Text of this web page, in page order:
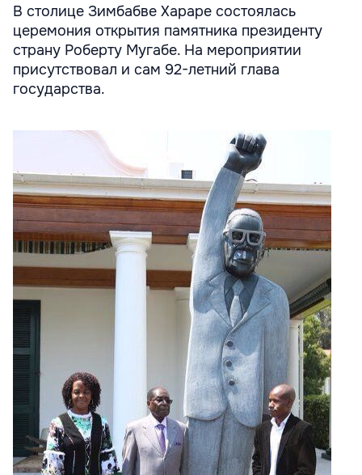
В столице Зимбабве Хараре состоялась
церемония открытия памятника президенту
страну Роберту Мугабе. На мероприятии
присутствовал и сам 92-летний глава
государства.